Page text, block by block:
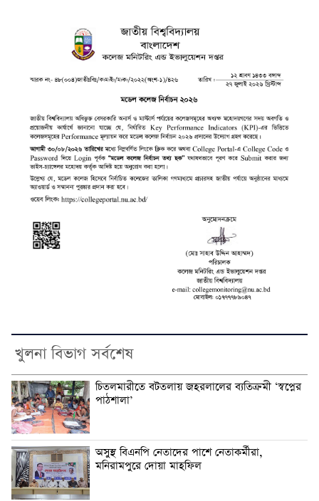
খুলনা বিভাগ সর্বশেষ
চিতলমারীতে বটতলায় জহরলালের ব্যতিক্রমী ‘স্বপ্নের
পাঠশালা’
অসুস্থ বিএনপি নেতাদের পাশে নেতাকর্মীরা,
মনিরামপুরে দোয়া মাহফিল